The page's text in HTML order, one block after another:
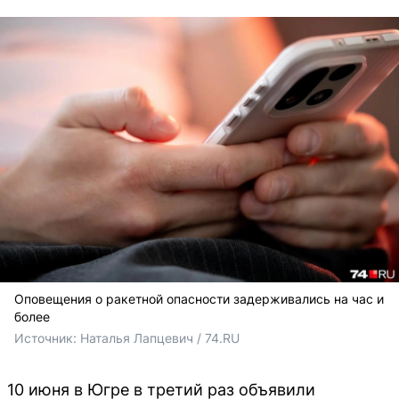
Оповещения о ракетной опасности задерживались на час и
более
Источник: Наталья Лапцевич / 74.RU
10 июня в Югре в третий раз объявили